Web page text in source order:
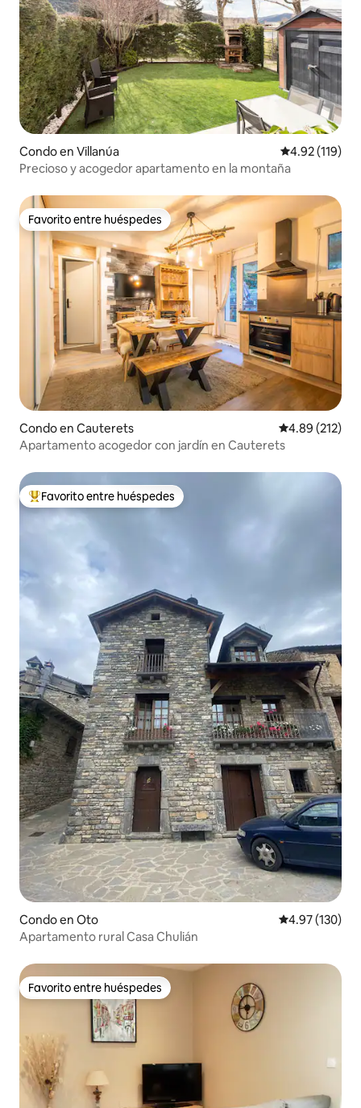
Condo en Villanúa Calificación
4.92 (119)
Precioso y acogedor apartamento en la montaña
Favorito entre huéspedes
Favorito entre huéspedes
Condo en Cauterets Calificación
4.89 (212)
Apartamento acogedor con jardín en Cauterets
Favorito entre huéspedes preferido
Favorito entre huéspedes
Condo en Oto Calificación
4.97 (130)
Apartamento rural Casa Chulián
Favorito entre huéspedes
Favorito entre huéspedes